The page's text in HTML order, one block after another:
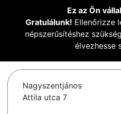
Ez az Ön
Gratulálunk! Ellenőrizze
népszerűsítéshez
élvezhesse
Nagyszentjános
Attila utca 7